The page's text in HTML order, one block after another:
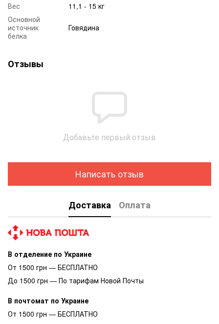
Вес
11,1 - 15 кг
Основной
источник
белка
Говядина
Отзывы
Добавьте первый отзыв
Написать отзыв
Доставка Оплата
В отделение по Украине
От 1500 грн — БЕСПЛАТНО
До 1500 грн — По тарифам Новой Почты
В почтомат по Украине
От 1500 грн — БЕСПЛАТНО